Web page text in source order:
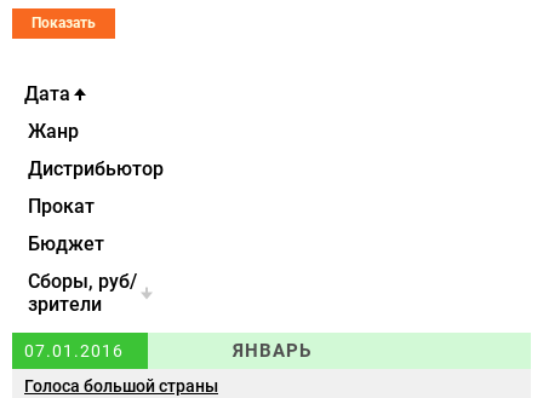
Показать
Дата
Жанр
Дистрибьютор
Прокат
Бюджет
Cборы, руб/
зрители
07.01.2016 ЯНВАРЬ
Голоса большой страны